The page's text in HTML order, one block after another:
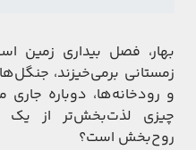
بهار، فصل بیداری زمین
زمستانی برمی‌خیزند،
و رودخانه‌ها، دوباره
چیزی لذت‌بخش‌تر از یک
روح‌بخش است؟